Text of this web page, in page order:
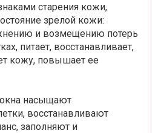
старения кожи,
зрелой кожи:
и возмещению потерь
питает, восстанавливает,
кожу, повышает ее
насыщают
восстанавливают
заполняют и